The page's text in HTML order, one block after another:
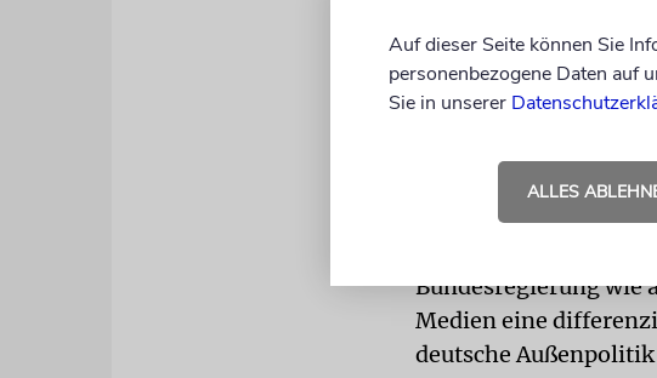
Jüngst hat der
der Hamas mit
Bundesregierung wie
Medien eine
deutsche
Auf dieser Seite können Sie
personenbezogene Daten auf
Sie in unserer
ALLES